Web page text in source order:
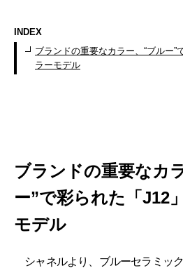
INDEX
ブランドの重要なカラー、“ブルー”
ラーモデル
ブランドの重要なカ
ー”で彩られた「J12
モデル
シャネルより、ブルーセラミッ